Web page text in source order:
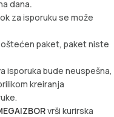
dana.
za isporuku se može
paket, paket niste
isporuka bude neuspešna,
kreiranja
vrši kurirska